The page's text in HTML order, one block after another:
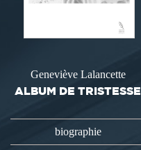
Geneviève Lalancette
ALBUM DE TRISTESSE
biographie